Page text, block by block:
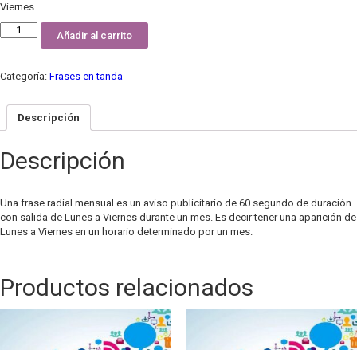
Viernes.
Frases
de
Lunes
Viernes
de
segundos
cantidad
Añadir al carrito
Categoría: Frases en tanda
Descripción
Descripción
Una frase radial mensual es un aviso publicitario de 60 segundo de duración
con salida de Lunes a Viernes durante un mes. Es decir tener una aparición de
Lunes a Viernes en un horario determinado por un mes.
Productos relacionados